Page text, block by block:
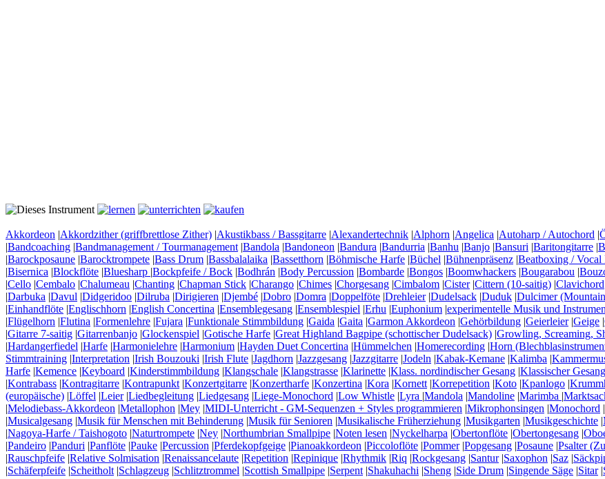
Akkordeon |Akkordzither (griffbrettlose Zither) |Akustikbass / Bassgitarre |Alexandertechnik |Alphorn |Angelica |Autoharp / Autochord |
|Bandcoaching |Bandmanagement / Tourmanagement|Bandola |Bandoneon |Bandura |Bandurria |Banhu |Banjo |Bansuri |Baritongitarre |
|Barockposaune |Barocktrompete |Bass Drum |Bassbalalaika |Bassetthorn |Böhmische Harfe |Büchel |Bühnenpräsenz |Beatboxing / Vocal
|Bisernica |Blockflöte |Bluesharp |Bockpfeife / Bock |Bodhrán |Body Percussion |Bombarde |Bongos |Boomwhackers |Bougarabou |
|Cello |Cembalo |Chalumeau |Chanting |Chapman Stick |Charango |Chimes |Chorgesang |Cimbalom |Cister|Cittern (10-saitig) |Clavichord
|Darbuka |Davul |Didgeridoo |Dilruba |Dirigieren |Djembé |Dobro |Domra |Doppelföte |Drehleier|Dudelsack |Duduk |Dulcimer
|Einhandflöte |Englischhorn |English Concertina |Ensemblegesang |Ensemblespiel |Erhu |Euphonium |experimentelle Musik und
|Flügelhorn |Flutina |Formenlehre |Fujara |Funktionale Stimmbildung |Gaida |Gaita |Garmon Akkordeon |Gehörbildung |Geierleier|Geige |
|Gitarre 7-saitig |Gitarrenbanjo |Glockenspiel |Gotische Harfe |Great Highland Bagpipe (schottischer Dudelsack) |Growling, Screaming,
|Hardangerfiedel |Harfe |Harmonielehre |Harmonium |Hayden Duet Concertina |Hümmelchen |Homerecording |Horn
Stimmtraining |Interpretation |Irish Bouzouki |Irish Flute |Jagdhorn |Jazzgesang |Jazzgitarre |Jodeln |Kabak-Kemane |Kalimba |
Harfe |Kemence |Keyboard |Kinderstimmbildung |Klangschale |Klangstrasse |Klarinette |Klass. nordindischer Gesang |Klassischer Gesang
|Kontrabass |Kontragitarre |Kontrapunkt|Konzertgitarre |Konzertharfe |Konzertina |Kora |Kornett|Korrepetition |Koto |Kpanlogo |
(europäische) |Löffel |Leier|Liedbegleitung |Liedgesang |Liege-Monochord |Low Whistle |Lyra |Mandola |Mandoline |Marimba |
|Melodiebass-Akkordeon |Metallophon |Mey |MIDI-Unterricht - GM-Sequenzen + Styles programmieren |Mikrophonsingen |Monochord |
|Musicalgesang |Musik für Menschen mit Behinderung |Musik für Senioren |Musikalische Früherziehung |Musikgarten |Musikgeschichte |
|Nagoya-Harfe / Taishogoto |Naturtrompete |Ney |Northumbrian Smallpipe |Noten lesen |Nyckelharpa |Obertonflöte |Obertongesang |
|Pandeiro |Panduri |Panflöte |Pauke |Percussion |Pferdekopfgeige |Pianoakkordeon |Piccoloflöte |Pommer|Popgesang |Posaune |Psalter
|Rauschpfeife |Relative Solmisation |Renaissancelaute |Repetition |Repinique |Rhythmik |Riq |Rockgesang |Santur|Saxophon |Saz |
|Schäferpfeife |Scheitholt|Schlagzeug |Schlitztrommel |Scottish Smallpipe |Serpent|Shakuhachi |Sheng |Side Drum |Singende Säge |Sitar|